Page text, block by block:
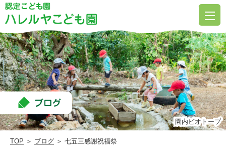
五
三
感
謝
祝
福
祭
|
園内ビオトープ
園内ビオトープ
TOP ＞ ブログ ＞ 七五三感謝祝福祭